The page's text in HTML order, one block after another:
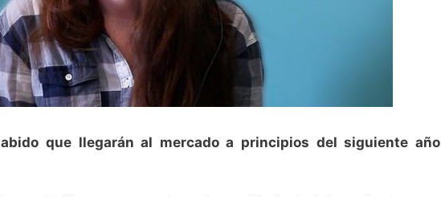
que llegarán al mercado a principios del siguiente año